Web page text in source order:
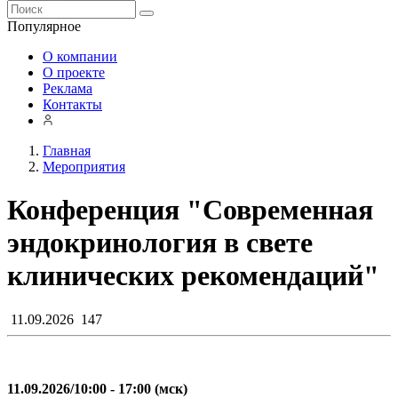
Популярное
О компании
О проекте
Реклама
Контакты
Главная
Мероприятия
Конференция "Современная
эндокринология в свете
клинических рекомендаций"
11.09.2026 147
11.09.2026/10:00 - 17:00 (мск)